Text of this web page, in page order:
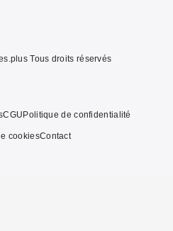
Tous droits réservés
CGU Politique de confidentialité
cookiesContact